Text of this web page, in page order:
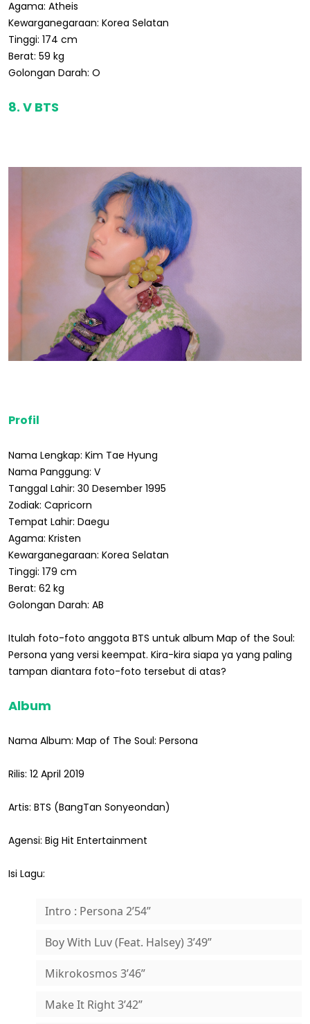
Agama: Atheis
Kewarganegaraan: Korea Selatan
Tinggi: 174 cm
Berat: 59 kg
Golongan Darah: O
8. V BTS
Profil
Nama Lengkap: Kim Tae Hyung
Nama Panggung: V
Tanggal Lahir: 30 Desember 1995
Zodiak: Capricorn
Tempat Lahir: Daegu
Agama: Kristen
Kewarganegaraan: Korea Selatan
Tinggi: 179 cm
Berat: 62 kg
Golongan Darah: AB
Itulah foto-foto anggota BTS untuk album Map of the Soul:
Persona yang versi keempat. Kira-kira siapa ya yang paling
tampan diantara foto-foto tersebut di atas?
Album
Nama Album: Map of The Soul: Persona
Rilis: 12 April 2019
Artis: BTS (BangTan Sonyeondan)
Agensi: Big Hit Entertainment
Isi Lagu:
Intro : Persona 2’54”
Boy With Luv (Feat. Halsey) 3’49”
Mikrokosmos 3’46”
Make It Right 3’42”